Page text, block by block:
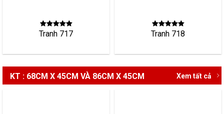
Tranh 717 Tranh 718